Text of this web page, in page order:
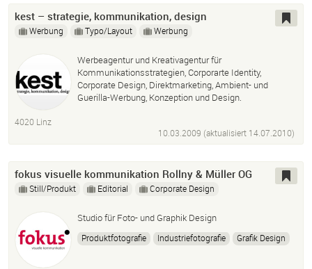
kest – strategie, kommunikation, design
Werbung Typo/Layout Werbung
Werbeagentur und Kreativagentur für
Kommunikationsstrategien, Corporarte Identity,
Corporate Design, Direktmarketing, Ambient- und
Guerilla-Werbung, Konzeption und Design.
4020 Linz
10.03.2009 (aktualisiert 14.07.2010)
fokus visuelle kommunikation Rollny & Müller OG
Still/Produkt Editorial Corporate Design
Studio für Foto- und Graphik Design
Produktfotografie Industriefotografie
Grafik Design